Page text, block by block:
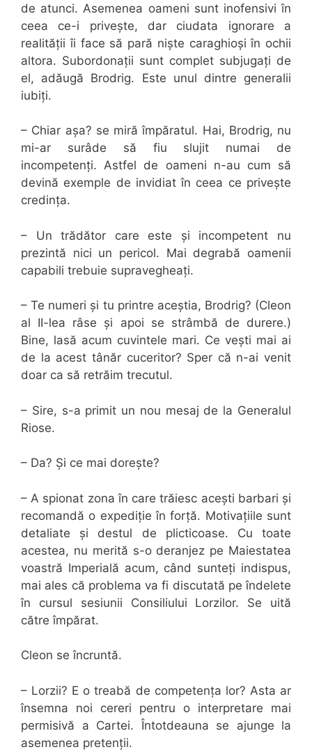
de atunci. Asemenea oameni sunt inofensivi în
ceea ce-i privește, dar ciudata ignorare a
realității îi face să pară niște caraghioși în ochii
altora. Subordonații sunt complet subjugați de
el, adăugă Brodrig. Este unul dintre generalii
iubiți.
– Chiar așa? se miră împăratul. Hai, Brodrig, nu
mi-ar surâde să fiu slujit numai de
incompetenți. Astfel de oameni n-au cum să
devină exemple de invidiat în ceea ce privește
credința.
– Un trădător care este și incompetent nu
prezintă nici un pericol. Mai degrabă oamenii
capabili trebuie supravegheați.
– Te numeri și tu printre aceștia, Brodrig? (Cleon
al II-lea râse și apoi se strâmbă de durere.)
Bine, lasă acum cuvintele mari. Ce vești mai ai
de la acest tânăr cuceritor? Sper că n-ai venit
doar ca să retrăim trecutul.
– Sire, s-a primit un nou mesaj de la Generalul
Riose.
– Da? Și ce mai dorește?
– A spionat zona în care trăiesc acești barbari și
recomandă o expediție în forță. Motivațiile sunt
detaliate și destul de plicticoase. Cu toate
acestea, nu merită s-o deranjez pe Maiestatea
voastră Imperială acum, când sunteți indispus,
mai ales că problema va fi discutată pe îndelete
în cursul sesiunii Consiliului Lorzilor. Se uită
către împărat.
Cleon se încruntă.
– Lorzii? E o treabă de competența lor? Asta ar
însemna noi cereri pentru o interpretare mai
permisivă a Cartei. Întotdeauna se ajunge la
asemenea pretenții.